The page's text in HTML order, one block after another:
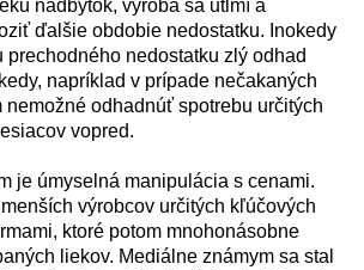
nadbytok, výroba sa utlmí a
ďalšie obdobie nedostatku. Inokedy
prechodného nedostatku zl ý odhad
napríklad v prípade nečakaných
nemožné odhadnúť spotrebu určitých
vopred.
je úmyselná manipul ácia s cenami.
ích výrobcov určitých kľúčových
ktoré potom mnohonásobne
ých liekov. Mediá lne známym sa stal